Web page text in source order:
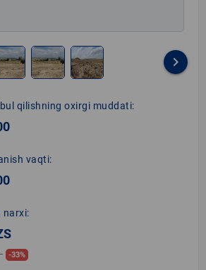
keyboard_arrow_right
qilishning oxirgi muddati:
vaqti:
narxi:
-33%